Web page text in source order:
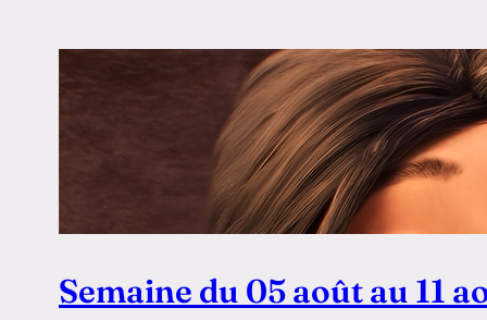
Semaine du 05 août au 11